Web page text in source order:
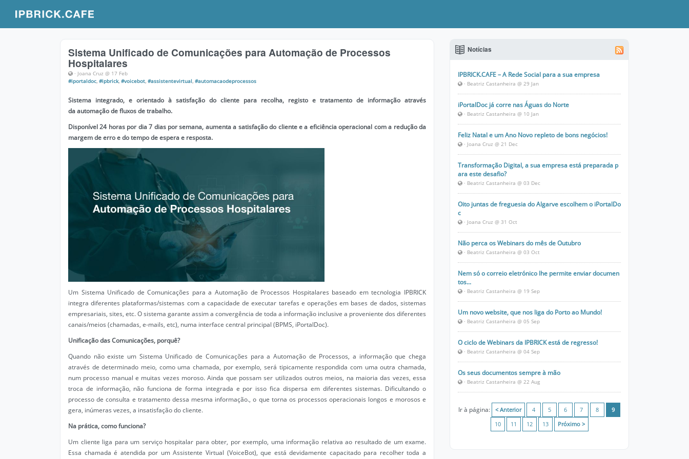
Sistema Unificado de Comunicações para Automação de Processos
Hospitalares
· Joana Cruz @ 17 Feb
#iportaldoc, #ipbrick, #voicebot, #assistentevirtual, #automacaodeprocessos
Sistema integrado, e orientado à satisfação do cliente para recolha, registo e tratamento de informação através
daautomação de fluxos de trabalho.
Disponível 24 horas por dia 7 dias por semana, aumenta a satisfação do cliente e a eficiência operacional com a redução da
margem de erro e do tempo de espera e resposta.
Um Sistema Unificado de Comunicações para a Automação de Processos Hospitalares baseado em tecnologia IPBRICK
integra diferentes plataformas/sistemas com a capacidade de executar tarefas e operações em bases de dados, sistemas
empresariais, sites, etc. O sistema garante assim a convergência de toda a informação inclusive a proveniente dos diferentes
canais/meios (chamadas, e-mails, etc), numa interface central principal (BPMS, iPortalDoc).
Unificação das Comunicações, porquê?
Quando não existe um Sistema Unificado de Comunicações para a Automação de Processos, a informação que chega
através de determinado meio, como uma chamada, por exemplo, será tipicamente respondida com uma outra chamada,
num processo manual e muitas vezes moroso. Ainda que possam ser utilizados outros meios, na maioria das vezes, essa
troca de informação, não funciona de forma integrada e por isso fica dispersa em diferentes sistemas. Dificultando o
processo de consulta e tratamento dessa mesma informação., o que torna os processos operacionais longos e morosos e
gera, inúmeras vezes, a insatisfação do cliente.
Na prática,como funciona?
Um cliente liga para um serviço hospitalar para obter, por exemplo, uma informação relativa ao resultado de um exame.
Essa chamada é atendida por um Assistente Virtual (VoiceBot), que está devidamente capacitado para recolher toda a
Notícias
IPBRICK.CAFE – A Rede Social para a sua empresa
· Beatriz Castanheira @ 29 Jan
iPortalDoc já corre nas Águas do Norte
· Beatriz Castanheira @ 10 Jan
Feliz Natal e um Ano Novo repleto de bons negócios!
· Joana Cruz @ 21 Dec
Transformação Digital, a sua empresa está preparada p
ara este desafio?
· Beatriz Castanheira @ 03 Dec
Oito juntas de freguesia do Algarve escolhem o iPortalDo
c
· Joana Cruz @ 31 Oct
Não perca os Webinars do mês de Outubro
· Beatriz Castanheira @ 03 Oct
Nem só o correio eletrónico lhe permite enviar documen
tos...
· Beatriz Castanheira @ 19 Sep
Um novo website, que nos liga do Porto ao Mundo!
· Beatriz Castanheira @ 05 Sep
O ciclo de Webinars da IPBRICK está de regresso!
· Beatriz Castanheira @ 04 Sep
Os seus documentos sempre à mão
· Beatriz Castanheira @ 22 Aug
Ir à página: < Anterior 4 5 6 7 8
9
10
11 12 13 Próximo >